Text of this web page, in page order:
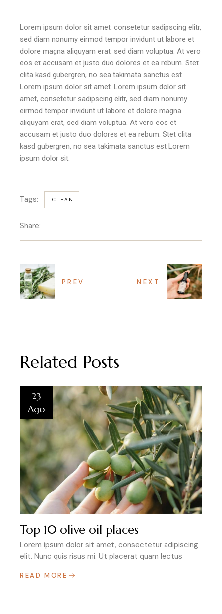
Lorem ipsum dolor sit amet, consetetur sadipscing elitr,
sed diam nonumy eirmod tempor invidunt ut labore et
dolore magna aliquyam erat, sed diam voluptua. At vero
eos et accusam et justo duo dolores et ea rebum. Stet
clita kasd gubergren, no sea takimata sanctus est
Lorem ipsum dolor sit amet. Lorem ipsum dolor sit
amet, consetetur sadipscing elitr, sed diam nonumy
eirmod tempor invidunt ut labore et dolore magna
aliquyam erat, sed diam voluptua. At vero eos et
accusam et justo duo dolores et ea rebum. Stet clita
kasd gubergren, no sea takimata sanctus est Lorem
ipsum dolor sit.
Tags: CLEAN
Share:
PREV NEXT
Related Posts
23
Ago
Top 10 olive oil places
Lorem ipsum dolor sit amet, consectetur adipiscing
elit. Nunc quis risus mi. Ut placerat quam lectus
READ MORE